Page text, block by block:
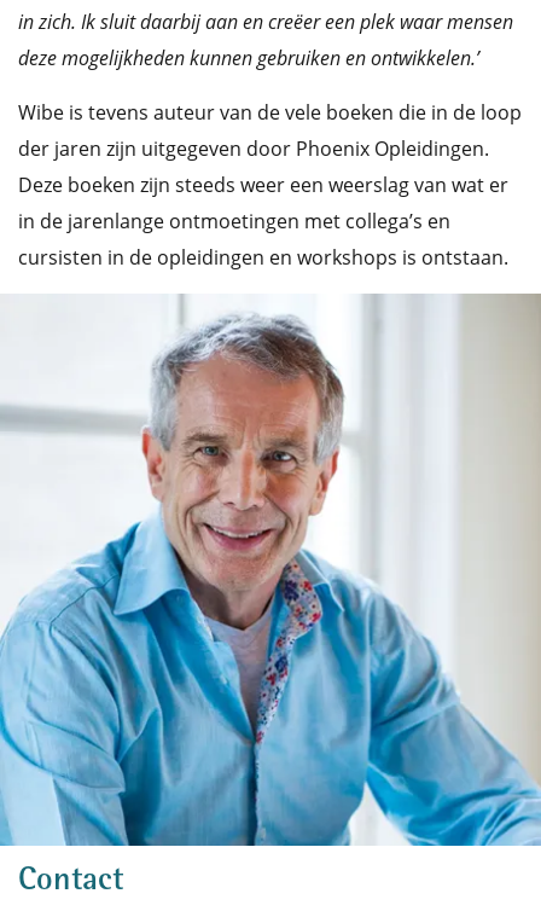
in zich. Ik sluit daarbij aan en creëer een plek waar mensen
deze mogelijkheden kunnen gebruiken en ontwikkelen.’
Wibe is tevens auteur van de vele boeken die in de loop
der jaren zijn uitgegeven door Phoenix Opleidingen.
Deze boeken zijn steeds weer een weerslag van wat er
in de jarenlange ontmoetingen met collega’s en
cursisten in de opleidingen en workshops is ontstaan.
Contact